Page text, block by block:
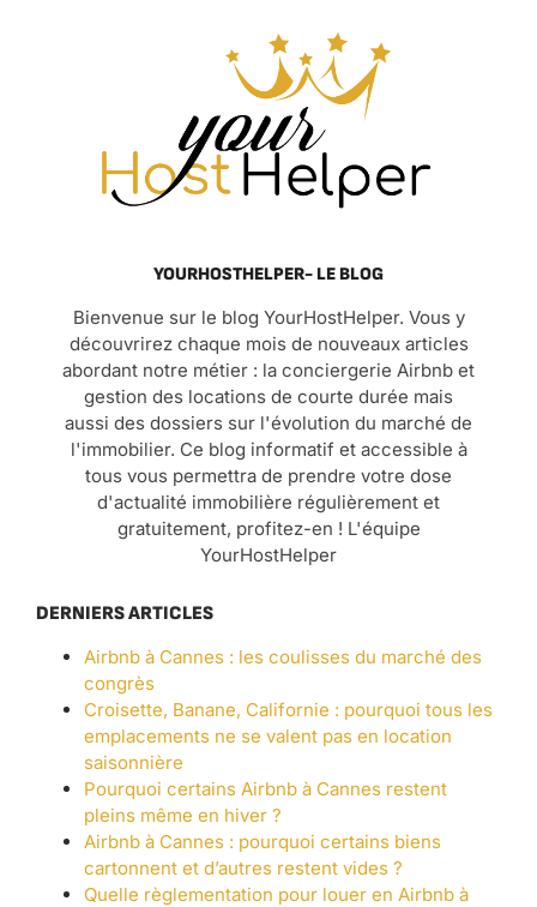
YOURHOSTHELPER- LE BLOG
Bienvenue sur le blog YourHostHelper. Vous y
découvrirez chaque mois de nouveaux articles
abordant notre métier : la conciergerie Airbnb et
gestion des locations de courte durée mais
aussi des dossiers sur l'évolution du marché de
l'immobilier. Ce blog informatif et accessible à
tous vous permettra de prendre votre dose
d'actualité immobilière régulièrement et
gratuitement, profitez-en ! L'équipe
YourHostHelper
DERNIERS ARTICLES
Airbnb à Cannes : les coulisses du marché des
congrès
Croisette, Banane, Californie : pourquoi tous les
emplacements ne se valent pas en location
saisonnière
Pourquoi certains Airbnb à Cannes restent
pleins même en hiver ?
Airbnb à Cannes : pourquoi certains biens
cartonnent et d’autres restent vides ?
Quelle règlementation pour louer en Airbnb à